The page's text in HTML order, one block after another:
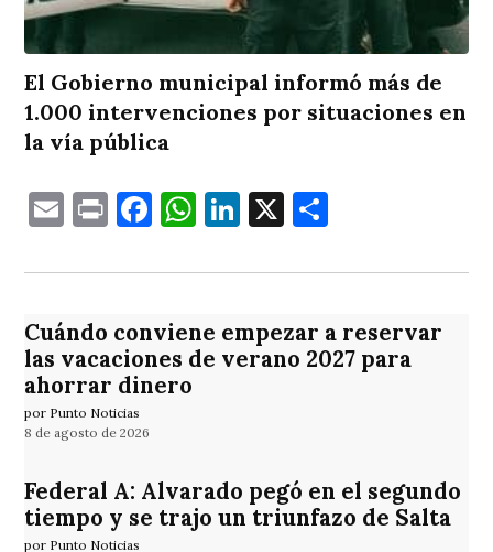
El Gobierno municipal informó más de
1.000 intervenciones por situaciones en
la vía pública
EmailPrintFacebook
WhatsApp
LinkedIn
X
Cuándo conviene empezar a reservar
las vacaciones de verano 2027 para
ahorrar dinero
por Punto Noticias
8 de agosto de 2026
Federal A: Alvarado pegó en el segundo
tiempo y se trajo un triunfazo de Salta
por Punto Noticias